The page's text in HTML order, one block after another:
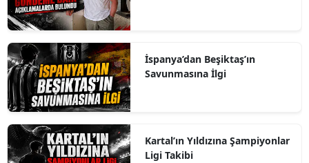
İspanya’dan Beşiktaş’ın
Savunmasına İlgi
Kartal’ın Yıldızına Şampiyonlar
Ligi Takibi